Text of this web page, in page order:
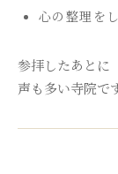
心の整理を
参拝したあとに
声も多い寺院です